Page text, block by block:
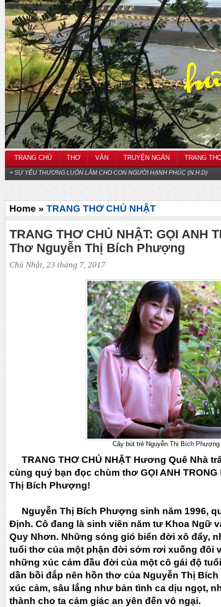
TRANG CHỦ THƠ VĂN TRUYỆN NGẮN TRANG
+ SỰ YÊU THƯƠNG LUÔN LÀM CHO CON NGƯỜI HẠNH PHÚC (N.H.D)
Home » TRANG THƠ CHỦ NHẬT
TRANG THƠ CHỦ NHẬT: GỌI ANH
Thơ Nguyễn Thị Bích Phượng
Chủ Nhật, 23 tháng 7, 2017
Cây bút trẻ Nguyễn Thị Bích Phượng
TRANG THƠ CHỦ NHẬT Hương Quê Nhà
cùng quý bạn đọc chùm thơ GỌI ANH TRONG
Thị Bích Phượng!
Nguyễn Thị Bích Phượng sinh năm 1996,
Định. Cô đang là sinh viên năm tư Khoa Ngữ
Quy Nhơn. Những sóng gió biển đời xô đẩy,
tuổi thơ của một phận đời sớm rơi xuống đôi
những xúc cảm đầu đời của một cô gái độ
dần bồi đắp nên hồn thơ của Nguyễn Thị
xúc cảm, sâu lắng như bản tình ca dịu ngọt,
thành cho ta cảm giác an yên đến vô ngại.